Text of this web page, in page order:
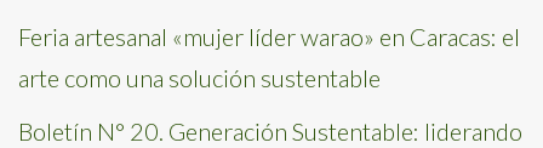
Feria artesanal «mujer líder warao» en Caracas: el
arte como una solución sustentable
Boletín N° 20. Generación Sustentable: liderando